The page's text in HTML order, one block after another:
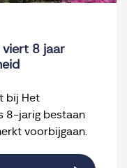
viert 8 jaar
bij Het
8-jarig bestaan
voorbijgaan.